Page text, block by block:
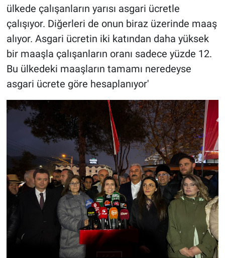
ülkede çalışanların yarısı asgari ücretle
çalışıyor. Diğerleri de onun biraz üzerinde maaş
alıyor. Asgari ücretin iki katından daha yüksek
bir maaşla çalışanların oranı sadece yüzde 12.
Bu ülkedeki maaşların tamamı neredeyse
asgari ücrete göre hesaplanıyor'